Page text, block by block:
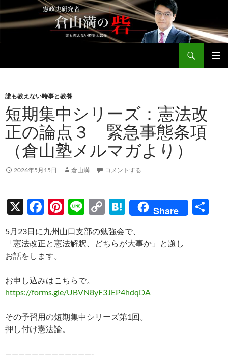
テ
ン
へ
キ
プ
誰も教えない時事と教養
短期集中シリーズ：憲法改
正の論点３ 緊急事態条項
（倉山塾メルマガより）
2026年5月15日 倉山満 コメントする
X
F
ac
e
b
o
o
Pi
nt
er
Li
n
e
C
o
p
n
H
e
Share
5月23日に九州山口支部の勉強会で、
「憲法改正と憲法解釈、どちらが大事か」と題し
お話をします。
お申し込みはこちらで。
https://forms.gle/UBVN8yF3JEP4hdqDA
その予習用の短期集中シリーズ第1回。
押し付け憲法論。
—————————————-